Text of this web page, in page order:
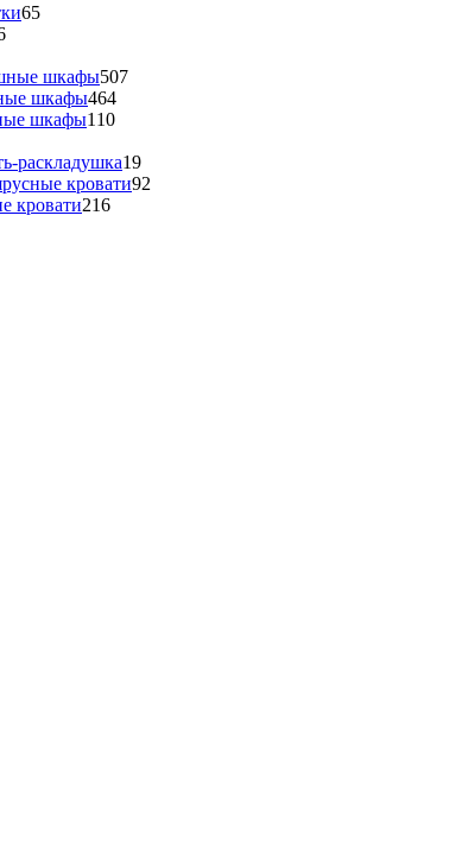
65
шкафы507
шкафы464
шкафы110
раскладушка19
кровати92
кровати216